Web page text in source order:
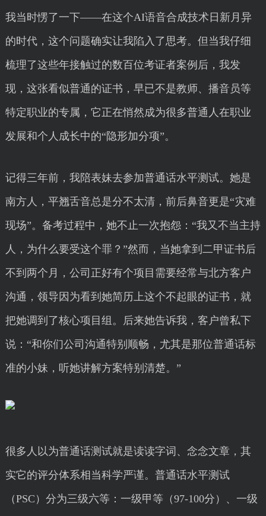
我当时愣了一下——在这个AI语音合成技术日新月异
的时代，这个问题确实让我陷入了思考。但当我仔细
梳理了这些年接触过的数百位考证者案例后，我发
现，这张看似普通的证书，早已不是教师、播音员等
特定职业的专属，它正在悄然成为很多普通人在职业
发展和个人成长中的“隐形加分项”。
记得三年前，我陪表妹去参加普通话水平测试。她是
南方人，平翘舌音总是分不太清，前后鼻音更是“灾难
现场”。备考过程中，她不止一次抱怨：“我又不当主持
人，为什么要受这个罪？”然而，当她拿到二甲证书后
不到两个月，公司正好有个项目需要经常与北方客户
沟通，领导因为看到她简历上这个不起眼的证书，就
把她调到了核心项目组。后来她告诉我，客户曾私下
说：“和你们公司沟通特别顺畅，尤其是那位普通话标
准的小妹，听她讲解方案特别清楚。”
很多人以为普通话测试就是读读字词、念念文章，其
实它的评分体系相当科学严谨。普通话水平测试
（PSC）分为三级六等：一级甲等（97-100分）、一级